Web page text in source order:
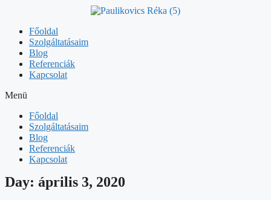
tartalombaFőoldal
Szolgáltatásaim
Blog
Referenciák
Kapcsolat
Menü
Főoldal
Szolgáltatásaim
Blog
Referenciák
Kapcsolat
Day: április 3, 2020